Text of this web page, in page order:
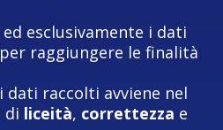
esclusivamente i dati
raggiungere le finalità
raccolti avviene nel
di liceità, correttezza e